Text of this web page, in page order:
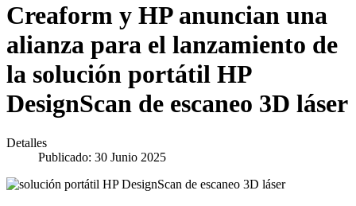
Creaform y HP anuncian una
alianza para el lanzamiento de
la solución portátil HP
DesignScan de escaneo 3D láser
Detalles
Publicado: 30 Junio 2025